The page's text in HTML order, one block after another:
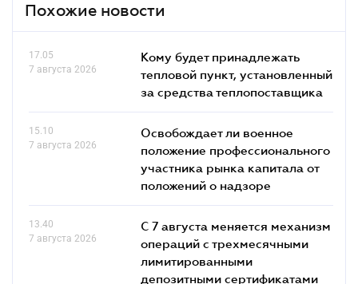
Похожие новости
17.05
7 августа 2026
Кому будет принадлежать
тепловой пункт, установленный
за средства теплопоставщика
15.10
7 августа 2026
Освобождает ли военное
положение профессионального
участника рынка капитала от
положений о надзоре
13.40
7 августа 2026
С 7 августа меняется механизм
операций с трехмесячными
лимитированными
депозитными сертификатами